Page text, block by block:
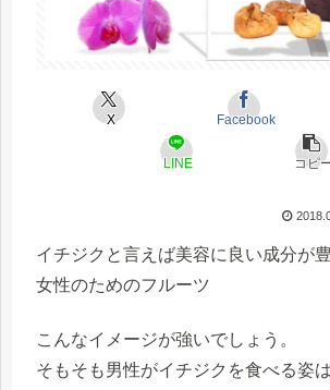
X Facebook
LINE コピ
イチジク と言えば美容に良い成分が
女性のためのフルーツ
こんなイメージが強いでしょう。
そもそも男性がイチジクを食べる姿